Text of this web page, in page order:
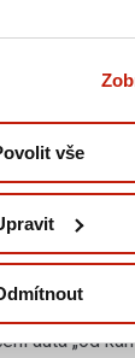
vše
tyto peníze
, který
vlak
plnění z
, musíte
sjednán
auta „od